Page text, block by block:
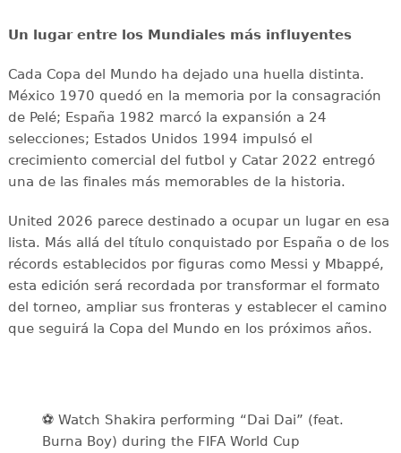
Un lugar entre los Mundiales más influyentes
Cada Copa del Mundo ha dejado una huella distinta.
México 1970 quedó en la memoria por la consagración
de Pelé; España 1982 marcó la expansión a 24
selecciones; Estados Unidos 1994 impulsó el
crecimiento comercial del futbol y Catar 2022 entregó
una de las finales más memorables de la historia.
United 2026 parece destinado a ocupar un lugar en esa
lista. Más allá del título conquistado por España o de los
récords establecidos por figuras como Messi y Mbappé,
esta edición será recordada por transformar el formato
del torneo, ampliar sus fronteras y establecer el camino
que seguirá la Copa del Mundo en los próximos años.
⚽️️ Watch Shakira performing “Dai Dai” (feat.
Burna Boy) during the FIFA World Cup